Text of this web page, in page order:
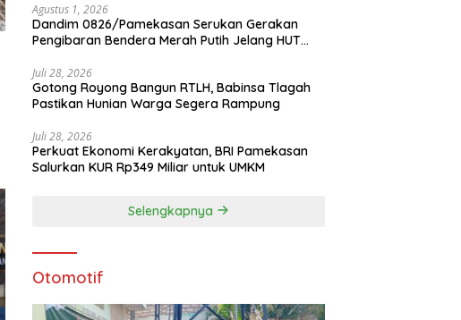
Agustus 1, 2026
Dandim 0826/Pamekasan Serukan Gerakan
Pengibaran Bendera Merah Putih Jelang HUT
Juli 28, 2026
Gotong Royong Bangun RTLH, Babinsa Tlagah
Pastikan Hunian Warga Segera Rampung
Juli 28, 2026
Perkuat Ekonomi Kerakyatan, BRI Pamekasan
Salurkan KUR Rp349 Miliar untuk UMKM
Selengkapnya
Otomotif